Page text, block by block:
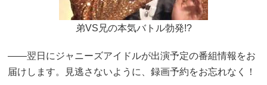
弟VS兄の本気バトル勃発!?
――翌日にジャニーズアイドルが出演予定の番組情報をお
届けします。見逃さないように、録画予約をお忘れなく！